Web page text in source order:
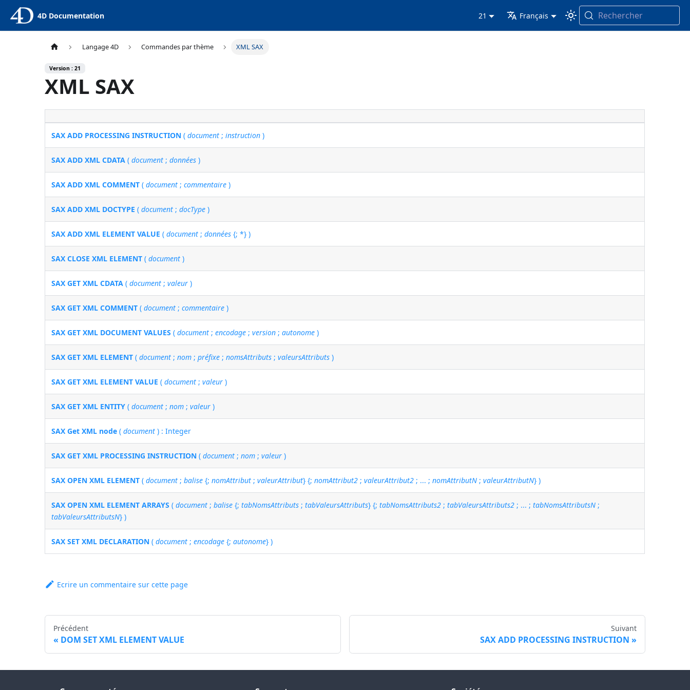
4D Documentation 21 Français Rechercher
Langage 4D Commandes par thème XML SAX
Version : 21
XML SAX
SAX ADD PROCESSING INSTRUCTION (document ;instruction )
SAX ADD XML CDATA (document ;données )
SAX ADD XML COMMENT (document ;commentaire )
SAX ADD XML DOCTYPE (document ;docType )
SAX ADD XML ELEMENT VALUE (document ;données {; *} )
SAX CLOSE XML ELEMENT (document )
SAX GET XML CDATA (document ;valeur )
SAX GET XML COMMENT (document ;commentaire )
SAX GET XML DOCUMENT VALUES (document ;encodage ;version ;autonome )
SAX GET XML ELEMENT (document ;nom ;préfixe ;nomsAttributs ;valeursAttributs )
SAX GET XML ELEMENT VALUE (document ;valeur )
SAX GET XML ENTITY (document ;nom ;valeur )
SAX Get XML node (document ) : Integer
SAX GET XML PROCESSING INSTRUCTION (document ;nom ;valeur )
SAX OPEN XML ELEMENT (document ;balise {;nomAttribut ;valeurAttribut} {;nomAttribut2 ;valeurAttribut2 ; ... ;nomAttributN ;valeurAttributN} )
SAX OPEN XML ELEMENT ARRAYS (document ;balise {;tabNomsAttributs ;tabValeursAttributs} {;tabNomsAttributs2 ;tabValeursAttributs2 ; ... ;tabNomsAttributsN ;
tabValeursAttributsN} )
SAX SET XML DECLARATION (document ;encodage {;autonome} )
Ecrire un commentaire sur cette page
Précédent
DOM SET XML ELEMENT VALUE
Suivant
SAX ADD PROCESSING INSTRUCTION